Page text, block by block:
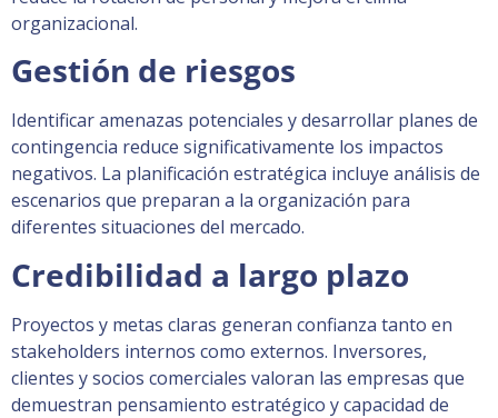
organizacional.
Gestión de riesgos
Identificar amenazas potenciales y desarrollar planes de
contingencia reduce significativamente los impactos
negativos. La planificación estratégica incluye análisis de
escenarios que preparan a la organización para
diferentes situaciones del mercado.
Credibilidad a largo plazo
Proyectos y metas claras generan confianza tanto en
stakeholders internos como externos. Inversores,
clientes y socios comerciales valoran las empresas que
demuestran pensamiento estratégico y capacidad de